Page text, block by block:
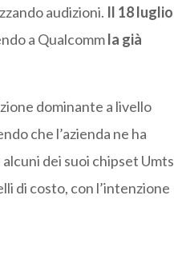
audizioni. Il 18 luglio
a Qualcommla già
dominante a livello
che l’azienda ne ha
dei suoi chipset Umts
di costo, con l’intenzione